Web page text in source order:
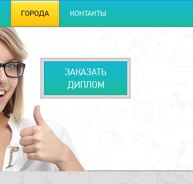
ГОРОДА КОНТАКТЫ
ЗАКАЗАТЬ
ДИПЛОМ